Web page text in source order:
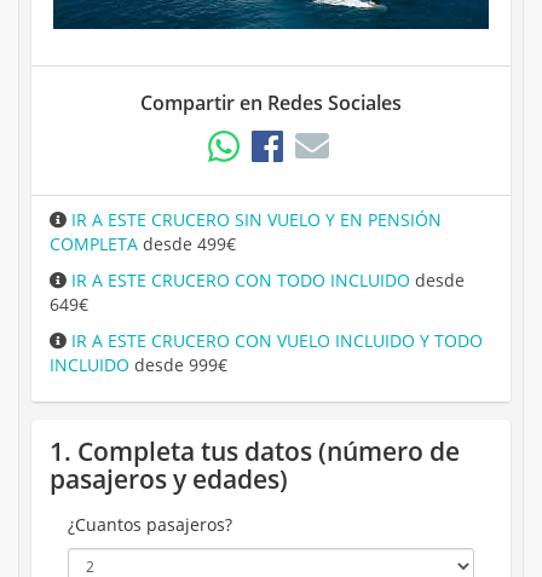
Compartir en Redes Sociales
IR A ESTE CRUCERO SIN VUELO Y EN PENSIÓN
COMPLETA desde 499€
IR A ESTE CRUCERO CON TODO INCLUIDO desde
649€
IR A ESTE CRUCERO CON VUELO INCLUIDO Y TODO
INCLUIDO desde 999€
1. Completa tus datos (número de
pasajeros y edades)
¿Cuantos pasajeros?